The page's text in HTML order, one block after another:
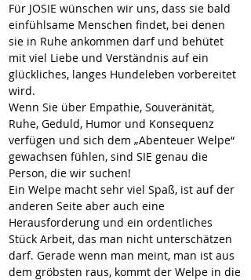
Für JOSIE wünschen wir uns, dass sie bald
einfühlsame Menschen findet, bei denen
sie in Ruhe ankommen darf und behütet
mit viel Liebe und Verständnis auf ein
glückliches, langes Hundeleben vorbereitet
wird.
Wenn Sie über Empathie, Souveränität,
Ruhe, Geduld, Humor und Konsequenz
verfügen und sich dem „Abenteuer Welpe“
gewachsen fühlen, sind SIE genau die
Person, die wir suchen!
Ein Welpe macht sehr viel Spaß, ist auf der
anderen Seite aber auch eine
Herausforderung und ein ordentliches
Stück Arbeit, das man nicht unterschätzen
darf. Gerade wenn man meint, man ist aus
dem gröbsten raus, kommt der Welpe in die